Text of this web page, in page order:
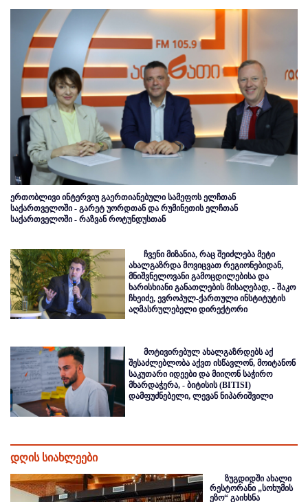
ერთობლივი ინტერვიუ გაერთიანებული სამეფოს ელჩთან
საქართველოში - გარეტ უორდთან და რუმინეთის ელჩთან
საქართველოში - რაზვან როტუნდუსთან
ჩვენი მიზანია, რაც შეიძლება მეტი
ახალგაზრდა მოვიცვათ რეგიონებიდან,
მნიშვნელოვანი გამოცდილებისა და
ხარისხიანი განათლების მისაღებად, - შაკო
ჩხეიძე, ევროპულ-ქართული ინსტიტუტის
აღმასრულებელი დირექტორი
მოტივირებულ ახალგაზრდებს აქ
შესაძლებლობა აქვთ ისწავლონ, მოიტანონ
საკუთარი იდეები და მიიღონ საჭირო
მხარდაჭერა, - ბიტისის (BITISI)
დამფუძნებელი, ლევან ნიპარიშვილი
დღის სიახლეები
ზუგდიდში ახალი
რესტორანი „სოხუმის
ეზო“ გაიხსნა